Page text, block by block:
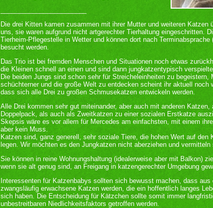
Die drei Kitten kamen zusammen mit ihrer Mutter und weiteren Katzen
uns, sie waren aufgrund nicht artgerechter Tierhaltung eingeschritten.
Tierheim-Pflegestelle in Wetter und können dort nach
besucht werden.
Das Trio ist bei fremden Menschen und Situationen noch etwas
die Kleinen schnell an einen und sind dann jungkatzentypisch
Die beiden Jungs sind schon sehr für Streicheleinheiten zu begeistern,
schüchterner und die große Welt zu entdecken scheint ihr aktuell noch
dass sich alle Drei zu großen Schmusekatzen entwickeln werden.
Alle Drei kommen sehr gut miteinander, aber auch mit anderen
Doppelpack, als auch als Zweitkatzen zu einer sozialen Erstkatze
Skepsis wäre es vor allem für Mercedes am einfachsten, mit einem
aber kein Muss.
Katzen sind, ganz generell, sehr soziale Tiere, die hohen Wert auf den
legen. Wir möchten es den Jungkatzen nicht aberziehen und
Sie können in reine Wohnungshaltung (idealerweise aber mit Balkon)
wenn sie alt genug sind, an Freigang in katzengerechter Umgebung
Interessenten für Katzenbabys sollten sich bewusst machen, dass aus
zwangsläufig erwachsene Katzen werden, die ein hoffentlich langes
sich haben. Die Entscheidung für Kätzchen sollte somit immer
unbestreitbaren Niedlichkeitsfaktors getroffen werden.